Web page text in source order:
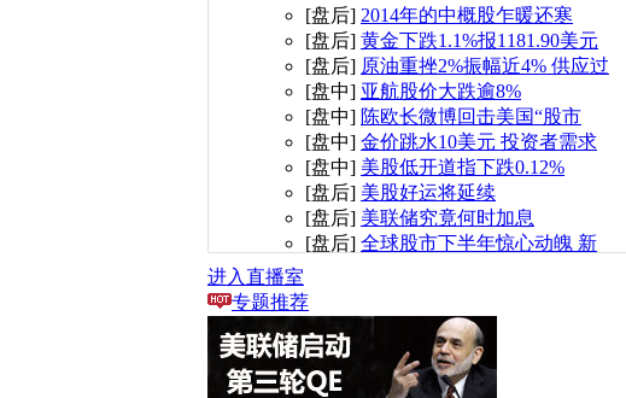
[盘后] 2014年的中概股乍暖还寒
[盘后] 黄金下跌1.1%报1181.90美元
[盘后] 原油重挫2%振幅近4% 供应过
[盘中] 亚航股价大跌逾8%
[盘中] 陈欧长微博回击美国“股市
[盘中] 金价跳水10美元 投资者需求
[盘中] 美股低开道指下跌0.12%
[盘后] 美股好运将延续
[盘后] 美联储究竟何时加息
[盘后] 全球股市下半年惊心动魄 新
[
进入直播室
专题推荐